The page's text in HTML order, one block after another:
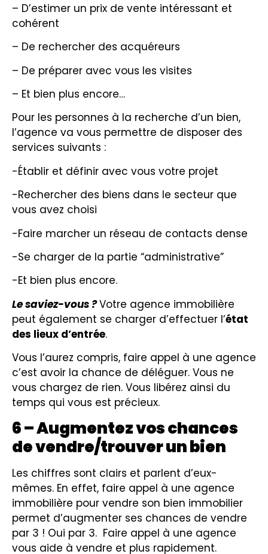
– D’estimer un prix de vente intéressant et
cohérent
– De rechercher des acquéreurs
– De préparer avec vous les visites
– Et bien plus encore…
Pour les personnes à la recherche d’un bien,
l’agence va vous permettre de disposer des
services suivants :
-Établir et définir avec vous votre projet
-Rechercher des biens dans le secteur que
vous avez choisi
-Faire marcher un réseau de contacts dense
-Se charger de la partie “administrative”
-Et bien plus encore.
Le saviez-vous ?Votre agence immobilière
peut également se charger d’effectuer l’état
des lieux d’entrée.
Vous l’aurez compris, faire appel à une agence
c’est avoir la chance de déléguer. Vous ne
vous chargez de rien. Vous libérez ainsi du
temps qui vous est précieux.
6 – Augmentez vos chances
de vendre/trouver un bien
Les chiffres sont clairs et parlent d’eux-
mêmes. En effet, faire appel à une agence
immobilière pour vendre son bien immobilier
permet d’augmenter ses chances de vendre
par 3 ! Oui par 3. Faire appel à une agence
vous aide à vendre et plus rapidement.